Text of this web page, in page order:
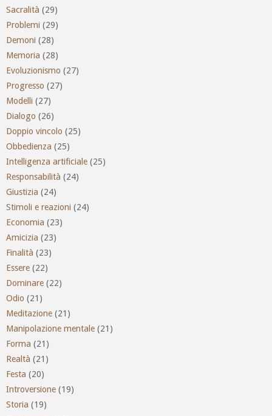
Sacralità (29)
Problemi (29)
Demoni (28)
Memoria (28)
Evoluzionismo (27)
Progresso (27)
Modelli (27)
Dialogo (26)
Doppio vincolo (25)
Obbedienza (25)
Intelligenza artificiale (25)
Responsabilità (24)
Giustizia (24)
Stimoli e reazioni (24)
Economia (23)
Amicizia (23)
Finalità (23)
Essere (22)
Dominare (22)
Odio (21)
Meditazione (21)
Manipolazione mentale (21)
Forma (21)
Realtà (21)
Festa (20)
Introversione (19)
Storia (19)